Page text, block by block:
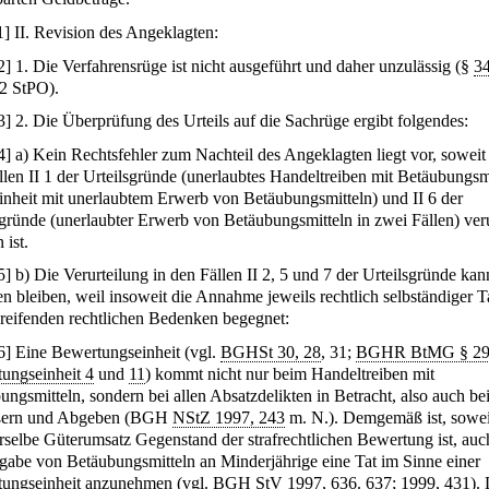
] II. Revision des Angeklagten:
] 1. Die Verfahrensrüge ist nicht ausgeführt und daher unzulässig (§
StPO).
] 2. Die Überprüfung des Urteils auf die Sachrüge ergibt folgendes:
] a) Kein Rechtsfehler zum Nachteil des Angeklagten liegt vor,
II 1 der Urteilsgründe (unerlaubtes Handeltreiben mit
mit unerlaubtem Erwerb von Betäubungsmitteln) und II 6 der
(unerlaubter Erwerb von Betäubungsmitteln in zwei Fällen)
ist.
] b) Die Verurteilung in den Fällen II 2, 5 und 7 der Urteilsgründe
bleiben, weil insoweit die Annahme jeweils rechtlich selbständiger
rechtlichen Bedenken begegnet:
] Eine Bewertungseinheit (vgl.BGHSt 30, 28, 31;BGHR BtMG §
4 und 11) kommt nicht nur beim Handeltreiben mit
sondern bei allen Absatzdelikten in Betracht, also auch
und Abgeben (BGH NStZ 1997, 243 m. N.). Demgemäß ist,
Güterumsatz Gegenstand der strafrechtlichen Bewertung ist,
von Betäubungsmitteln an Minderjährige eine Tat im Sinne einer
anzunehmen (vgl. BGH StV 1997, 636. 637; 1999, 431).